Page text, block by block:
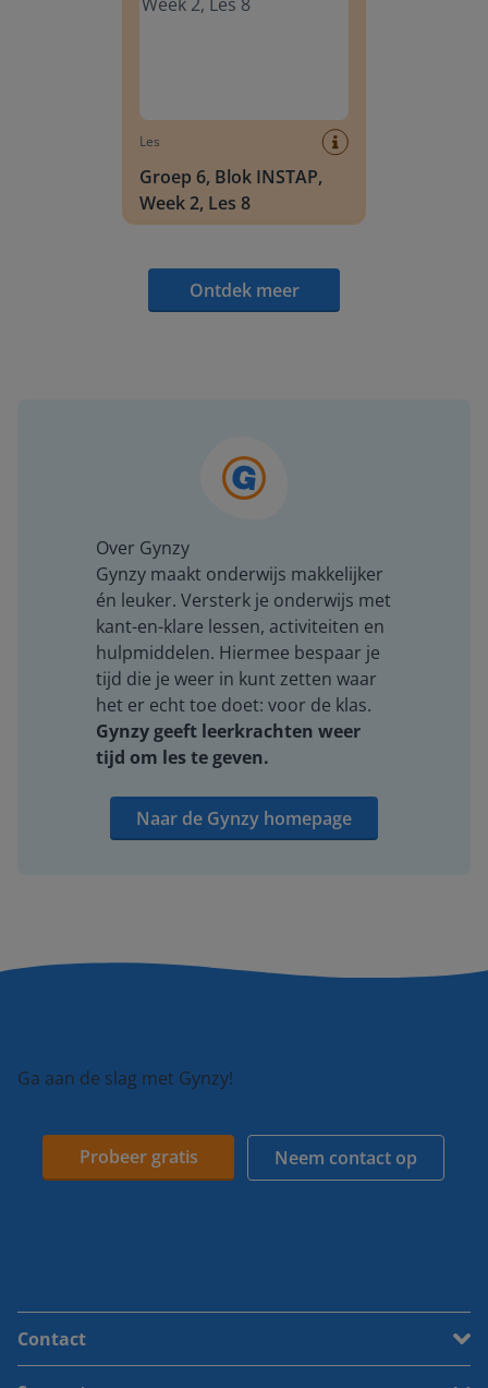
Les
Groep 6, Blok INSTAP,
Week 2, Les 8
Ontdek meer
Over Gynzy
Gynzy maakt onderwijs makkelijker
én leuker. Versterk je onderwijs met
kant-en-klare lessen, activiteiten en
hulpmiddelen. Hiermee bespaar je
tijd die je weer in kunt zetten waar
het er echt toe doet: voor de klas.
Gynzy geeft leerkrachten weer
tijd om les te geven.
Naar de Gynzy homepage
Ga aan de slag met Gynzy!
Probeer gratis Neem contact op
Contact